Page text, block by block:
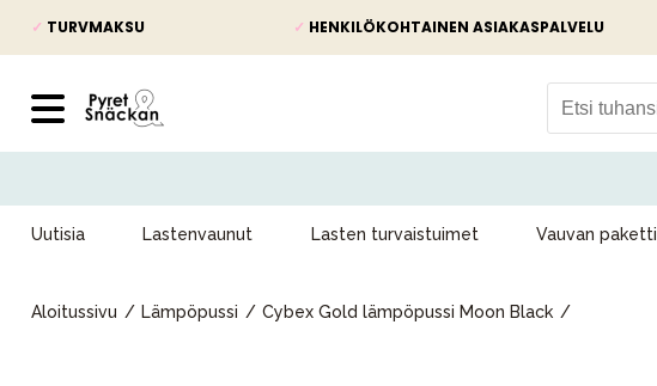
✓ TURVMAKSU ✓ HENKILÖKOHTAINEN ASIAKASPALVELU
Uutisia Lastenvaunut Lasten turvaistuimet Vauvan paketti
Aloitussivu Lämpöpussi Cybex Gold lämpöpussi Moon Black